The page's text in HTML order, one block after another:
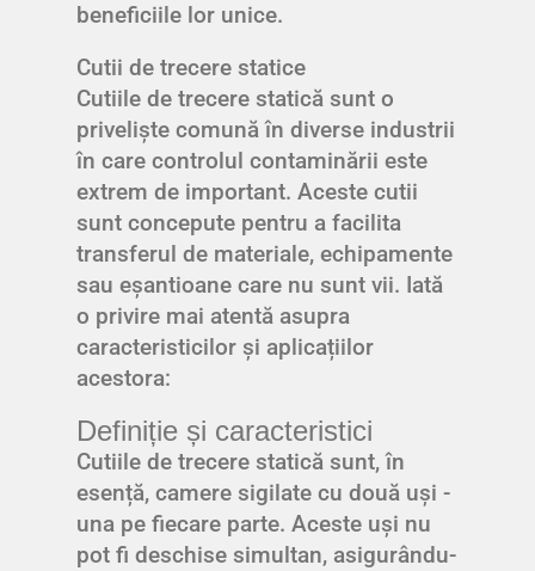
beneficiile lor unice.
Cutii de trecere statice
Cutiile de trecere statică sunt o
priveliște comună în diverse industrii
în care controlul contaminării este
extrem de important. Aceste cutii
sunt concepute pentru a facilita
transferul de materiale, echipamente
sau eșantioane care nu sunt vii. Iată
o privire mai atentă asupra
caracteristicilor și aplicațiilor
acestora:
Definiție și caracteristici
Cutiile de trecere statică sunt, în
esență, camere sigilate cu două uși -
una pe fiecare parte. Aceste uși nu
pot fi deschise simultan, asigurându-